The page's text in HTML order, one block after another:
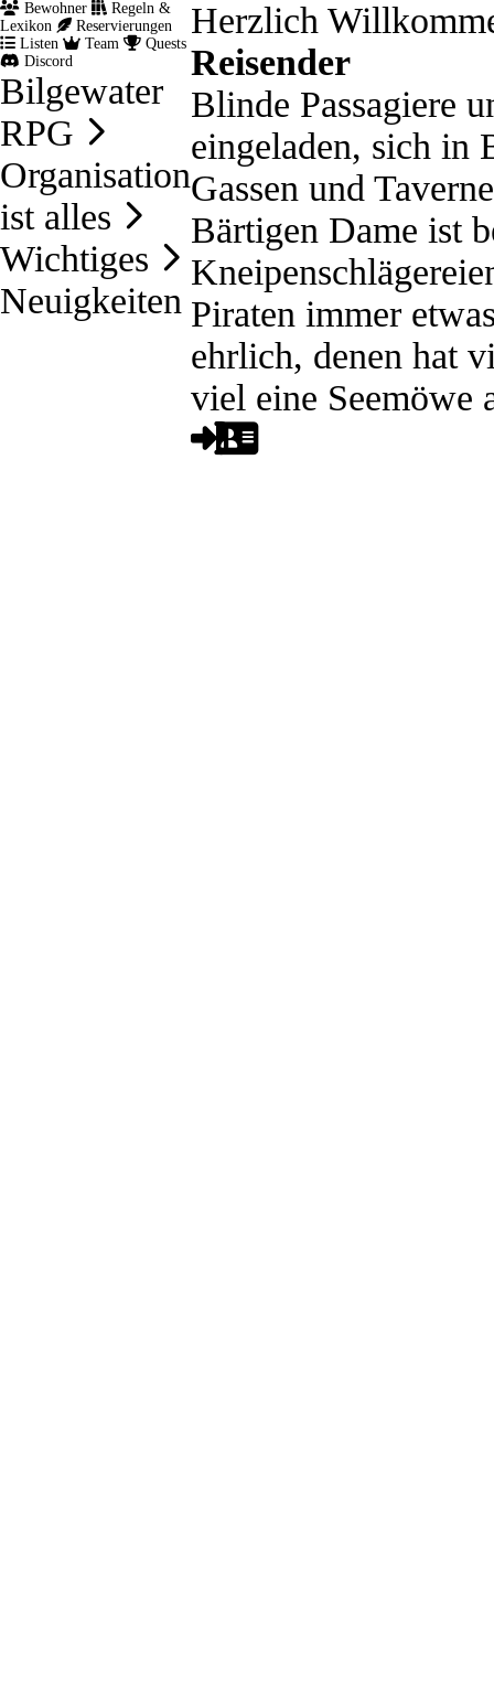
Bewohner
Regeln &
Lexikon
Reservierungen
Listen
Team
Quests
Discord
Bilgewater
RPG
Organisation
ist alles
Wichtiges
Neuigkeiten
Herzlich
Reisender
Blinde Passagiere
eingeladen, sich in
Gassen und
Bärtigen Dame ist
Piraten immer
ehrlich, denen hat
viel eine Seemöwe